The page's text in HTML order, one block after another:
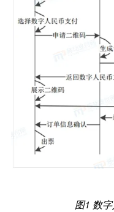
图1 数